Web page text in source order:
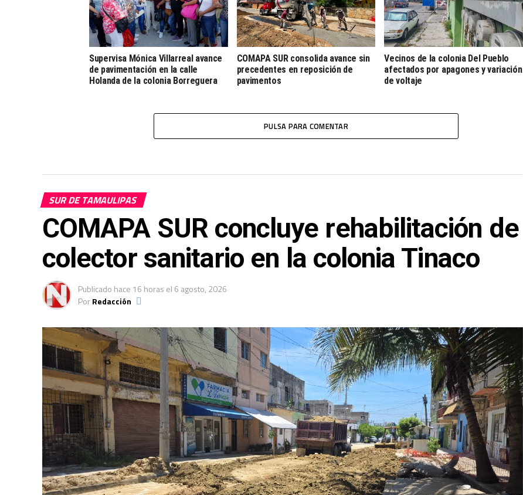
Supervisa Mónica Villarreal avance
de pavimentación en la calle
Holanda de la colonia Borreguera
COMAPA SUR consolida avance sin
precedentes en reposición de
pavimentos
Vecinos de la colonia Del Pueblo
afectados por apagones y variación
de voltaje
PULSA PARA COMENTAR
SUR DE TAMAULIPAS
COMAPA SUR concluye rehabilitación de
colector sanitario en la colonia Tinaco
Publicado hace 16 horas el 6 agosto, 2026
PorRedacción